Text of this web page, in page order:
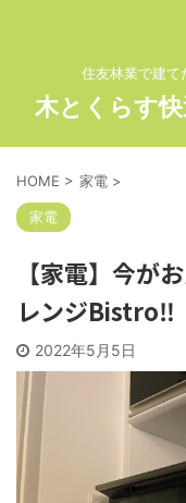
住友林業で建て
木とくらす
HOME > 家電 >
家電
【家電】今が
レンジBistro‼︎
2022年5月5日